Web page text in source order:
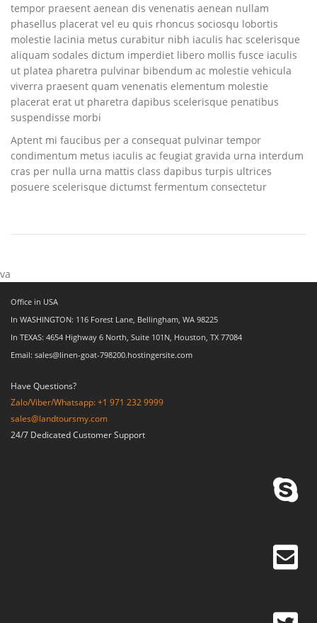
tempor praesent aenean dis venenatis aenean nullam
phasellus placerat vel eu quis rhoncus sociosqu lobortis
molestie lacinia metus curabitur nibh iaculis hac scelerisque
aliquam sodales dictum imperdiet libero mollis fusce iaculis
ut platea pharetra pulvinar bibendum ac molestie vehicula
viverra praesent quam venenatis elementum molestie
placerat erat ut pharetra dapibus scelerisque penatibus
suspendisse morbi
Aptent mi faucibus per a consequat pulvinar tempor
condimentum metus iaculis ac feugiat gravida urna interdum
cras per nulla urna mattis class dapibus turpis ultrices
posuere scelerisque dictumst fermentum consectetur
va
Office in USA
In WASHINGTON: 116 Forest Lane, Bellingham, WA 98225
In TEXAS: 4654 Highway 6 North, Suite 101N, Houston, TX 77084
Email: sales@linen-goat-798200.hostingersite.com
Have Questions?
Zalo/Viber/Whatsapp: +1 971 232 9999
sales@landtoursmy.com
24/7 Dedicated Customer Support